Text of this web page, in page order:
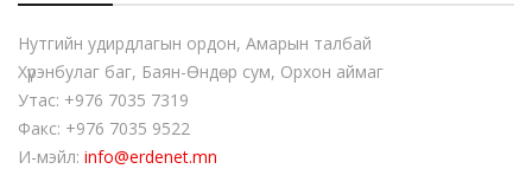
Нутгийн удирдлагын ордон, Амарын талбай
Хүрэнбулаг баг, Баян-Өндөр сум, Орхон аймаг
Утас: +976 7035 7319
Факс: +976 7035 9522
И-мэйл: info@erdenet.mn